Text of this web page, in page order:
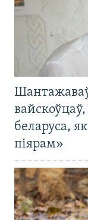
Шантажаваў
беларуса,
піярам»